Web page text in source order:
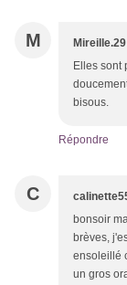
M Mireille.29
Elles sont
bisous.
Répondre
C
bonsoir
brèves,
ensoleillé
un gros